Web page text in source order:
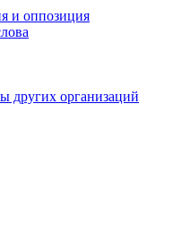
и оппозиция
других организаций